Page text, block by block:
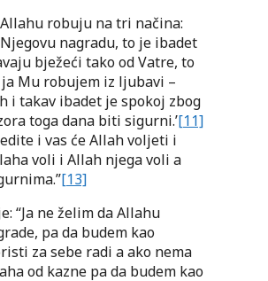
robuju na tri načina:
nagradu, to je ibadet
bježeći tako od Vatre, to
Mu robujem iz ljubavi –
i takav ibadet je spokoj zbog
toga dana biti sigurni.’[11]
i vas će Allah voljeti i
voli i Allah njega voli a
[13]
“Ja ne želim da Allahu
pa da budem kao
za sebe radi a ako nema
od kazne pa da budem kao